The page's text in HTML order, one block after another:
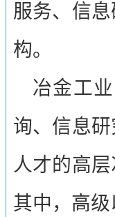
服务、信
构。
冶金工
询、信息
人才的高
其中，高